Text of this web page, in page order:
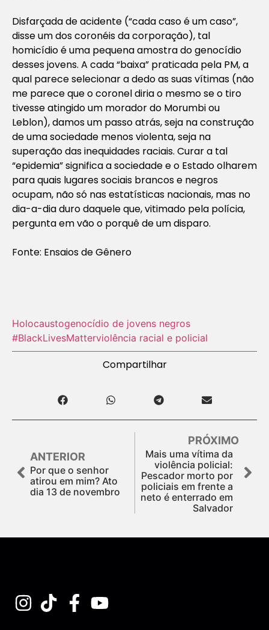
Disfarçada de acidente (“cada caso é um caso”,
disse um dos coronéis da corporação), tal
homicídio é uma pequena amostra do genocídio
desses jovens. A cada “baixa” praticada pela PM, a
qual parece selecionar a dedo as suas vítimas (não
me parece que o coronel diria o mesmo se o tiro
tivesse atingido um morador do Morumbi ou
Leblon), damos um passo atrás, seja na construção
de uma sociedade menos violenta, seja na
superação das inequidades raciais. Curar a tal
“epidemia” significa a sociedade e o Estado olharem
para quais lugares sociais brancos e negros
ocupam, não só nas estatísticas nacionais, mas no
dia-a-dia duro daquele que, vitimado pela polícia,
pergunta em vão o porquê de um disparo.
Fonte: Ensaios de Gênero
Holocausto‬genocídio de jovens negros
#BlackLivesMatterviolência racial e policial
Compartilhar
ANTERIOR
Por que o senhor
atirou em mim? Ato
dia 13 de novembro
PRÓXIMO
Mais uma vítima da
violência policial:
Pescador morto por
policiais em frente a
neto é enterrado em
Salvador